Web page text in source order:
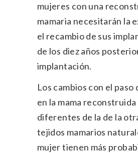
mujeres con una
mamaria necesitarán la
el recambio de sus
de los diez años
implantación.
Los cambios con el paso
en la mama reconstruida
diferentes de la de la
tejidos mamarios
mujer tienen más